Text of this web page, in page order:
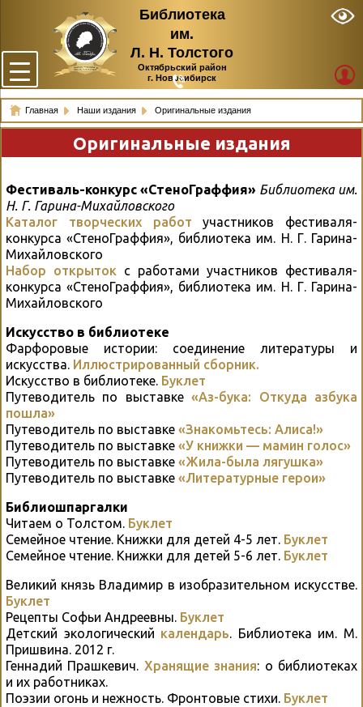
Библиотека
им.
Л. Н. Толстого
Октябрьский район
г. Новосибирск
Главная Наши издания Оригинальные издания
Оригинальные издания
Фестиваль-конкурс «СтеноГраффия» Библиотека им.
Н. Г. Гарина-Михайловского
Каталог творческих работ участников фестиваля-
конкурса «СтеноГраффия», библиотека им. Н. Г. Гарина-
Михайловского
Набор открыток с работами участников фестиваля-
конкурса «СтеноГраффия», библиотека им. Н. Г. Гарина-
Михайловского
Искусство в библиотеке
Фарфоровые истории: соединение литературы и
искусства. Иллюстрированный сборник.
Искусство в библиотеке. Буклет
Путеводитель по выставке«Аз-бука: Откуда азбука
пошла»
Путеводитель по выставке «Знакомьтесь: Алиса!»
Путеводитель по выставке «У книжки — мамин голос»
Путеводитель по выставке «Жила-была лягушка»
Путеводитель по выставке «Литературные герои»
Библиошпаргалки
Читаем о Толстом. Буклет
Семейное чтение. Книжки для детей 4-5 лет. Буклет
Семейное чтение. Книжки для детей 5-6 лет. Буклет
Великий князь Владимир в изобразительном искусстве.
Буклет
Рецепты Софьи Андреевны. Буклет
Детский экологический календарь. Библиотека им. М.
Пришвина. 2012 г.
Геннадий Прашкевич. Хранящие знания: о библиотеках
и их работниках.
Поэзии огонь и нежность. Фронтовые стихи. Буклет